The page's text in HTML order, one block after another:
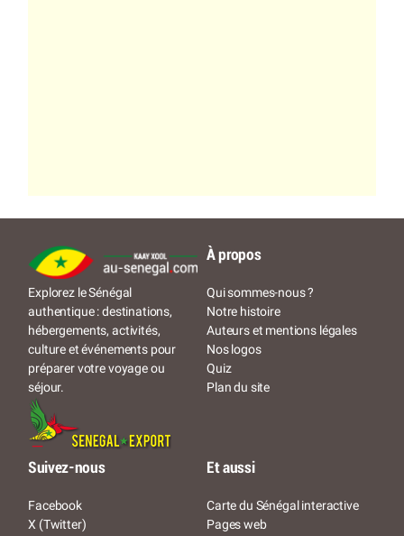
Explorez le Sénégal
authentique : destinations,
hébergements, activités,
culture et événements pour
préparer votre voyage ou
séjour.
À propos
Qui sommes-nous ?
Notre histoire
Auteurs et mentions légales
Nos logos
Quiz
Plan du site
Suivez-nous
Facebook
X (Twitter)
Et aussi
Carte du Sénégal interactive
Pages web